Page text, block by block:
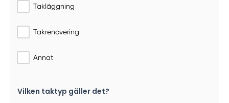
Takläggning
Takrenovering
Annat
Vilken taktyp gäller det?